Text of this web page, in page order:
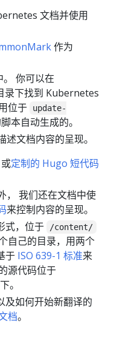
文档并使用
作为
。 你可以在
录下找到 Kubernetes
位于
update-
本自动生成的。
文档内容的呈现。
或定制的 Hugo 短代码
， 我们还在文档中使
来控制内容的呈现。
式，位于
/content/
自己的目录，用两个
于 ISO 639-1 标准来
源代码位于
。
及如何开始新翻译的
档。